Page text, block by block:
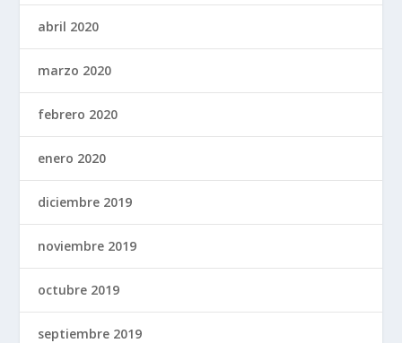
abril 2020
marzo 2020
febrero 2020
enero 2020
diciembre 2019
noviembre 2019
octubre 2019
septiembre 2019